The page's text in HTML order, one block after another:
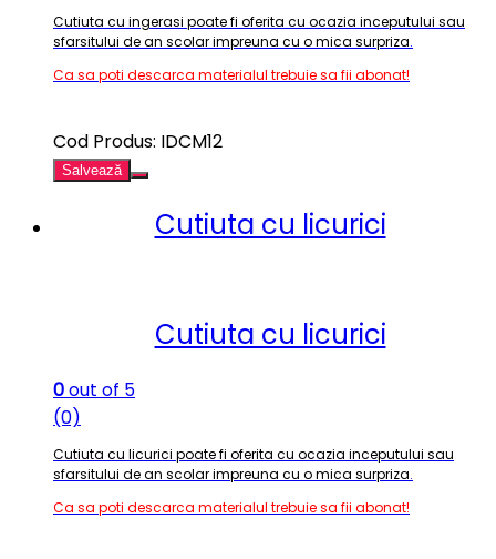
Cutiuta cu ingerasi poate fi oferita cu ocazia inceputului sau
sfarsitului de an scolar impreuna cu o mica surpriza.
Ca sa poti descarca materialul trebuie sa fii abonat!
Cod Produs: IDCM12
Salvează
Cutiuta cu licurici
Cutiuta cu licurici
0out of 5
(0)
Cutiuta cu licurici poate fi oferita cu ocazia inceputului sau
sfarsitului de an scolar impreuna cu o mica surpriza.
Ca sa poti descarca materialul trebuie sa fii abonat!